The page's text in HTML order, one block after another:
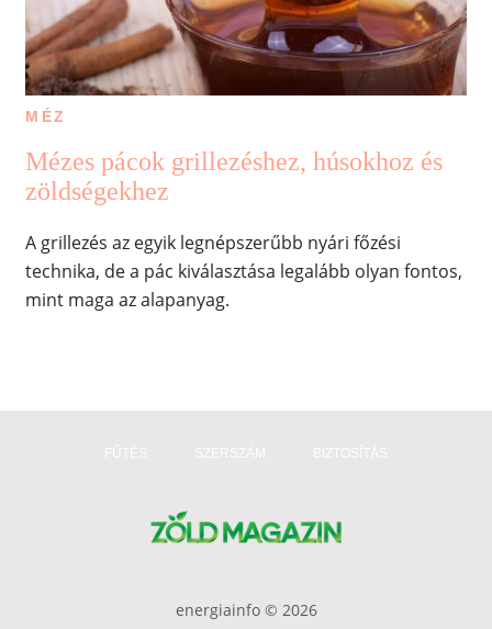
MÉZ
Mézes pácok grillezéshez, húsokhoz és
zöldségekhez
A grillezés az egyik legnépszerűbb nyári főzési
technika, de a pác kiválasztása legalább olyan fontos,
mint maga az alapanyag.
energiainfo © 2026